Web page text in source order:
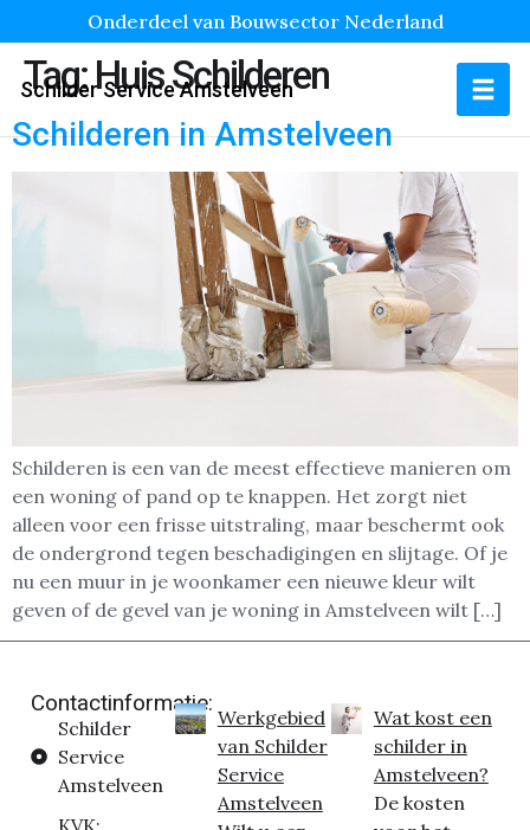
Onderdeel van Bouwsector Nederland
Schilder Service Amstelveen
Tag:Huis Schilderen
Schilderen in Amstelveen
Schilderen is een van de meest effectieve manieren om
een woning of pand op te knappen. Het zorgt niet
alleen voor een frisse uitstraling, maar beschermt ook
de ondergrond tegen beschadigingen en slijtage. Of je
nu een muur in je woonkamer een nieuwe kleur wilt
geven of de gevel van je woning in Amstelveen wilt […]
Contactinformatie:
Schilder
Service
Amstelveen
Werkgebied
van Schilder
Service
Amstelveen
Wat kost een
schilder in
Amstelveen?
De kosten